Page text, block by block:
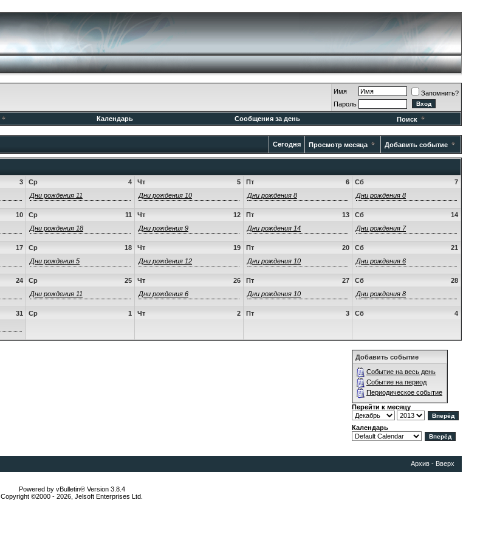
Имя
Запомнить?
Пароль
Календарь Сообщения за день Поиск
Сегодня Просмотр месяца Добавить событие
3 4
Ср
Дни рождения 11
5
Чт
Дни рождения 10
6
Пт
Дни рождения 8
7
Сб
Дни рождения 8
10 11
Ср
Дни рождения 18
12
Чт
Дни рождения 9
13
Пт
Дни рождения 14
14
Сб
Дни рождения 7
17 18
Ср
Дни рождения 5
19
Чт
Дни рождения 12
20
Пт
Дни рождения 10
21
Сб
Дни рождения 6
24 25
Ср
Дни рождения 11
26
Чт
Дни рождения 6
27
Пт
Дни рождения 10
28
Сб
Дни рождения 8
31 1
Ср 2
Чт 3
Пт 4
Сб
Добавить событие
Событие на весь день
Событие на период
Периодическое событие
Перейти к месяцу
Календарь
Архив - Вверх
Powered by vBulletin® Version 3.8.4
Copyright ©2000 - 2026, Jelsoft Enterprises Ltd.